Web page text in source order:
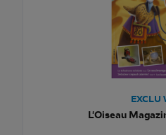
EXCLU
L'Oiseau